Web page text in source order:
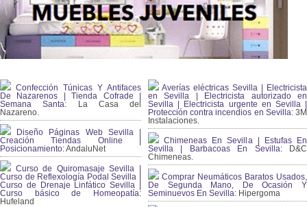
Confección Túnicas Y Antifaces
De Nazarenos | Tienda Cofrade |
Semana Santa: La Casa del
Nazareno.
Diseño Páginas Web Sevilla |
Creación Tiendas Online |
Posicionamiento:AndaluNet
Curso de Quiromasaje Sevilla |
Curso de Reflexología Podal Sevilla |
Curso de Drenaje Linfático Sevilla |
Curso básico de Homeopatía:
Hufeland
Averías eléctricas Sevilla | Electricista
en Sevilla | Electricista autorizado en
Sevilla | Electricista urgente en Sevilla |
Protección contra incendios en Sevilla:3M
Instalaciones.
Chimeneas En Sevilla | Estufas En
Sevilla | Barbacoas En Sevilla:D&C
Chimeneas.
Comprar Neumáticos Baratos Usados,
De Segunda Mano, De Ocasión Y
Seminuevos En Sevilla: Hipergoma